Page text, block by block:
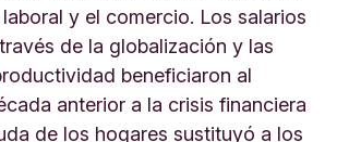
y el comercio. Los salarios
de la globalización y las
beneficiaron al
anterior a la crisis financiera
de los hogares sustituyó a los